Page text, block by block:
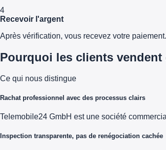
4
Recevoir l'argent
Après vérification, vous recevez votre paiement.
Pourquoi les clients vendent
Ce qui nous distingue
Rachat professionnel avec des processus clairs
Telemobile24 GmbH est une société
Inspection transparente, pas de renégociation cachée